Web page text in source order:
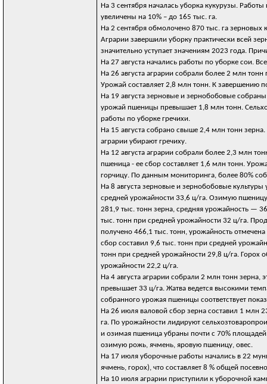
На 3 сентября началась уборка кукурузы.
увеличены на 10% – до 165 тыс. га.
На 2 сентября обмолочено 870 тыс. га зерновых
Аграрии завершили уборку практически всей
значительно уступает значениям 2023 года.
На 27 августа начались работы по уборке сои.
На 26 августа аграрии собрали более 2 млн
Урожай составляет 2,8 млн тонн. К завершению
На 19 августа зерновые и зернобобовые
урожай пшеницы превышает 1,8 млн тонн.
работы по уборке гречихи.
На 15 августа собрано свыше 2,4 млн тонн
аграрии убирают гречиху.
На 12 августа аграрии собрали более 2,3 млн
пшеница - ее сбор составляет 1,6 млн тонн.
горчицу. По данным мониторинга, более 80%
На 8 августа зерновые и зернобобовые
средней урожайности 33,6 ц/га. Озимую
281,9 тыс. тонн зерна, средняя урожайность —
тыс. тонн при средней урожайности 32 ц/га.
получено 466,1 тыс. тонн, урожайность
сбор составил 9,6 тыс. тонн при средней
тонн при средней урожайности 29,8 ц/га. Горох
урожайности 22,2 ц/га.
На 4 августа аграрии собрали 2 млн тонн зерна,
превышает 33 ц/га. Жатва ведется высокими
собранного урожая пшеницы соответствует
На 26 июля валовой сбор зерна составил 1 млн
га. По урожайности лидируют
и озимая пшеница убраны почти с 70%
озимую рожь, ячмень, яровую пшеницу, овес.
На 17 июля уборочные работы начались в 22
ячмень, горох), что составляет 8 % общей
На 10 июля аграрии приступили к уборочной